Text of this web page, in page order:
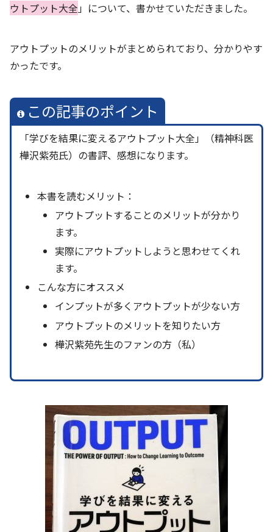
ウトプット大全」について、書かせていただきました。
アウトプットのメリットがまとめられており、分かりやす
かったです。
この記事のポイント
「学びを結果に変えるアウトプット大全」（精神科医
樺沢紫苑氏）の書評、感想になります。
本書を読むメリット：
アウトプットすることのメリットが分かり
ます。
実際にアウトプットしようと思わせてくれ
ます。
こんな方にオススメ
インプットが多くアウトプットが少ない方
アウトプットのメリットを知りたい方
樺沢紫苑先生のファンの方（私）